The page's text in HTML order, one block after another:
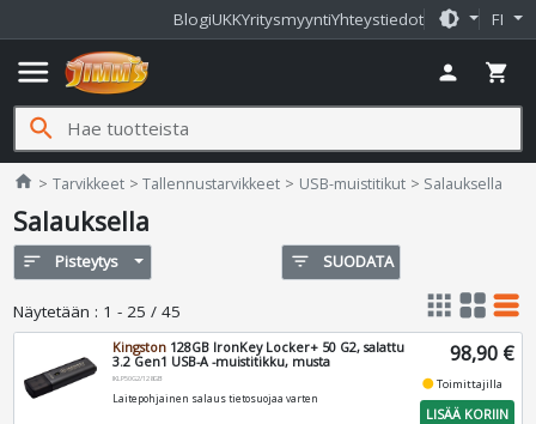
BlogiUKKYritysmyyntiYhteystiedot brightness_medium FI
menu person shopping_cart
search
home Jimms.fi
Tarvikkeet Tallennustarvikkeet USB-muistitikut Salauksella
Salauksella
sort Pisteytys filter_list SUODATA
Näytetään : 1 - 25 / 45 apps grid_view table_rows
Kingston 128GB IronKey Locker+ 50 G2, salattu
3.2 Gen1 USB-A -muistitikku, musta
IKLP50G2/128GB
Laitepohjainen salaus tietosuojaa varten
98,90 €
fiber_manual_recordToimittajilla
LISÄÄ KORIIN